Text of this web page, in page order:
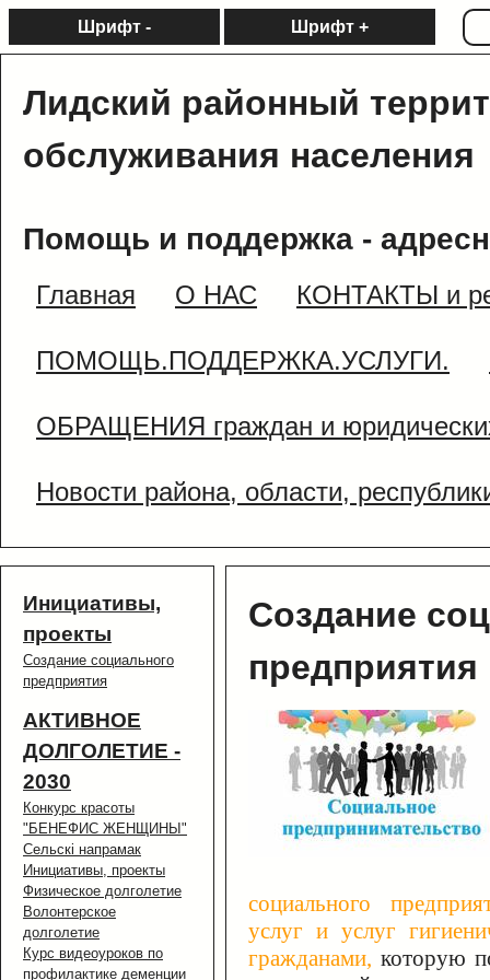
Шрифт - Шрифт +
Лидский районный
обслуживания населения
Помощь и поддержка -
Главная О НАС КОНТАКТЫ и
ПОМОЩЬ.ПОДДЕРЖКА.УСЛУГИ.
ОБРАЩЕНИЯ граждан и
Новости района, области,
Инициативы,
проекты
Создание социального
предприятия
АКТИВНОЕ
ДОЛГОЛЕТИЕ -
2030
Конкурс красоты
"БЕНЕФИС ЖЕНЩИНЫ"
Сельскi напрамак
Инициативы, проекты
Физическое долголетие
Волонтерское
долголетие
Курс видеоуроков по
профилактике деменции
Создание
предприятия
социального
услуг и услуг
гражданами, которую